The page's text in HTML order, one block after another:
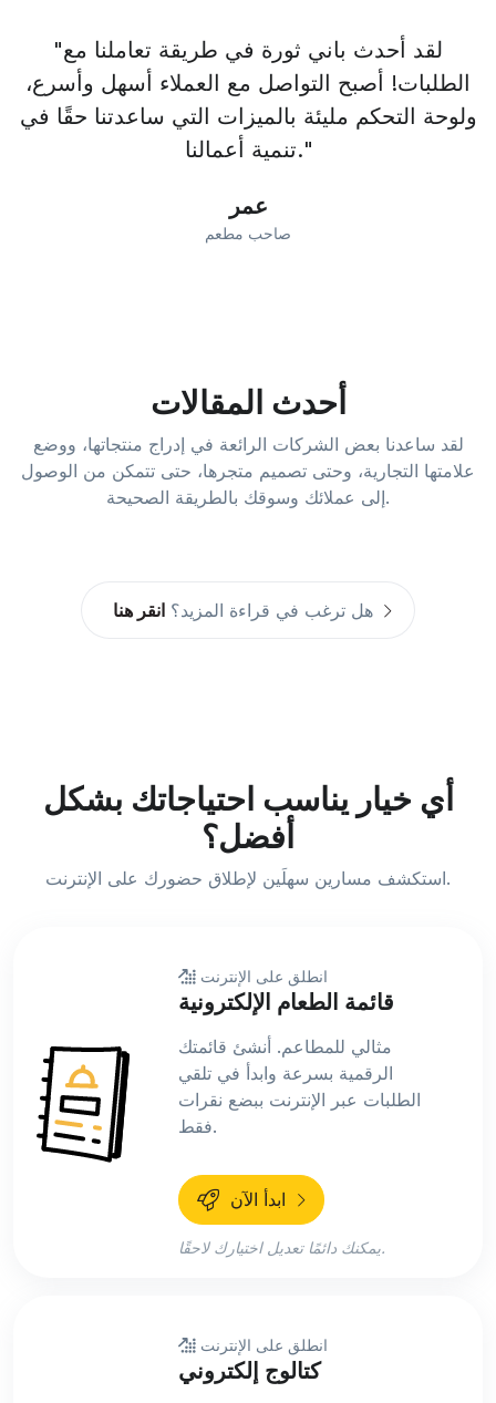
"لقد أحدث باني ثورة في طريقة تعاملنا مع
الطلبات! أصبح التواصل مع العملاء أسهل وأسرع،
ولوحة التحكم مليئة بالميزات التي ساعدتنا حقًا في
تنمية أعمالنا."
عمر
صاحب مطعم
أحدث المقالات
لقد ساعدنا بعض الشركات الرائعة في إدراج منتجاتها، ووضع
علامتها التجارية، وحتى تصميم متجرها، حتى تتمكن من الوصول
إلى عملائك وسوقك بالطريقة الصحيحة.
هل ترغب في قراءة المزيد؟
أي خيار يناسب احتياجاتك بشكل
أفضل؟
استكشف مسارين سهلَين لإطلاق حضورك على الإنترنت.
انطلق على الإنترنت
قائمة الطعام الإلكترونية
مثالي للمطاعم. أنشئ قائمتك
الرقمية بسرعة وابدأ في تلقي
الطلبات عبر الإنترنت ببضع نقرات
فقط.
يمكنك دائمًا تعديل اختيارك لاحقًا.
انطلق على الإنترنت
كتالوج إلكتروني